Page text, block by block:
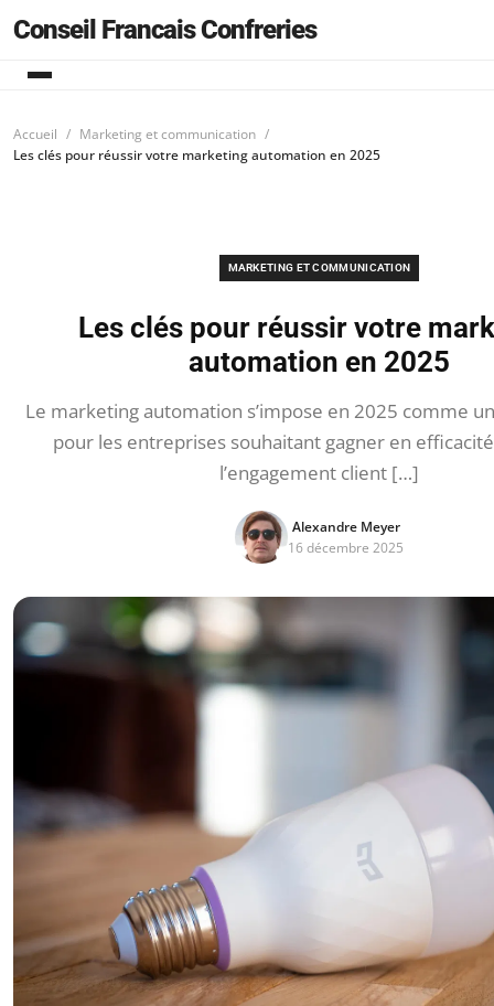
Conseil Francais Confreries
Accueil
Marketing et communication
Les clés pour réussir votre marketing automation en 2025
MARKETING ET COMMUNICATION
Les clés pour réussir votre
automation en 2025
Le marketing automation s’impose en 2025 comme
pour les entreprises souhaitant gagner en
l’engagement client […]
Alexandre Meyer
16 décembre 2025